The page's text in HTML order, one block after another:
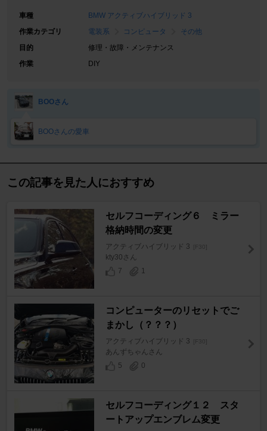
車種
BMW アクティブハイブリッド 3
作業カテゴリ
電装系 コンピュータ
その他
目的
修理・故障・メンテナンス
作業
DIY
BOOさん
BOOさんの愛車
この記事を見た人におすすめ
セルフコーディング６ ミラー
格納時間の変更
アクティブハイブリッド 3 [F30]
kty30さん
7
1
コンピューターのリセットでご
まかし（？？？）
アクティブハイブリッド 3 [F30]
あんずちゃんさん
5
0
セルフコーディング１２ スタ
ートアップエンブレム変更